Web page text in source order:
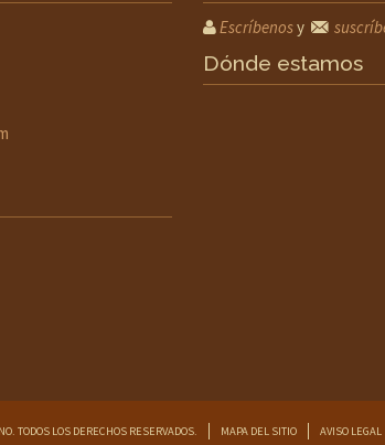
Escríbenosy
Dónde estamos
TODOS LOS DERECHOS RESERVADOS. MAPA DEL SITIO AVISO LEGAL